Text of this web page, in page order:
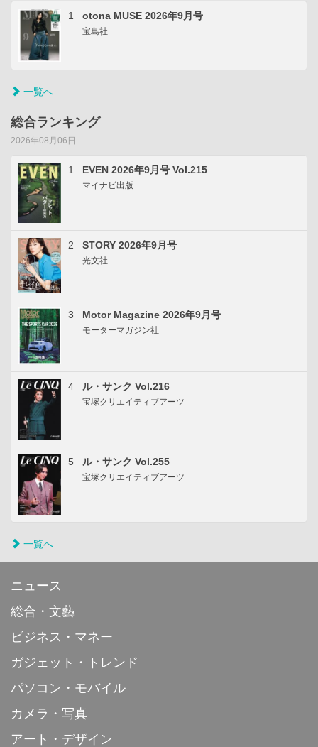
1 otona MUSE 2026年9月号
宝島社
一覧へ
総合ランキング
2026年08月06日
1 EVEN 2026年9月号 Vol.215
マイナビ出版
2 STORY 2026年9月号
光文社
3 Motor Magazine 2026年9月号
モーターマガジン社
4 ル・サンク Vol.216
宝塚クリエイティブアーツ
5 ル・サンク Vol.255
宝塚クリエイティブアーツ
一覧へ
ニュース
総合・文藝
ビジネス・マネー
ガジェット・トレンド
パソコン・モバイル
カメラ・写真
アート・デザイン